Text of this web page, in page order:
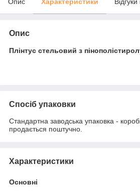
Опис
Плінтус стельовий з
Спосіб упаковки
Стандартна заводська упаковка -
продається поштучно.
Характеристики
Основні